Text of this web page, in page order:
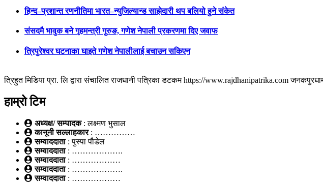
हिन्द–प्रशान्त रणनीतिमा भारत–न्युजिल्यान्ड साझेदारी थप बलियो हुने संकेत
संसदमै भावुक बने गृहमन्त्री गुरुङ, गणेश नेपाली प्रकरणमा दिए जवाफ
त्रिपुरेश्वर घटनाका घाइते गणेश नेपालीलाई बचाउन सकिएन
त्रिहुत मिडिया प्रा. लि द्वारा संचालित राजधानी पत्रिका डटकम https://www.rajdhanipatrika.com
हाम्रो टिम
अध्यक्ष/ सम्पादक: लक्ष्मण भुसाल
कानूनी सल्लाहकार : ……………
सम्वाददाता: पुस्पा पौडेल
सम्वाददाता : ……………….
सम्वाददाता: ………………
सम्वाददाता: ……………….
सम्वाददाता: ………………